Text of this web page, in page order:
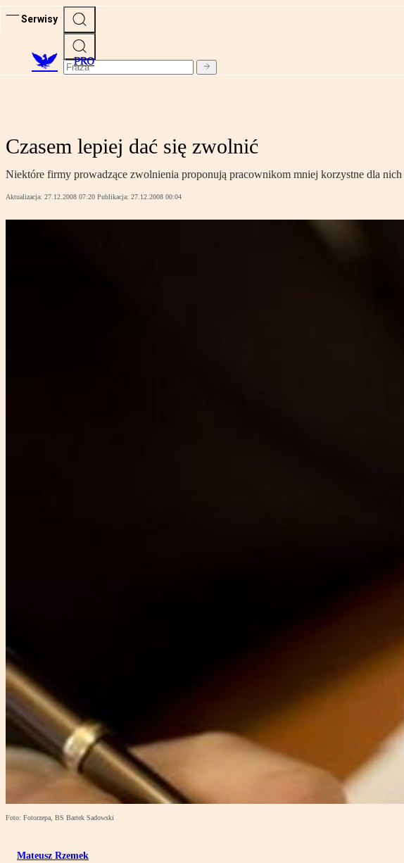
Serwisy
PRO
Czasem lepiej dać się zwolnić
Niektóre firmy prowadzące zwolnienia proponują pracownikom mniej korzystne dla
Aktualizacja: 27.12.2008 07:20 Publikacja: 27.12.2008 00:04
Foto: Fotorzepa, BS Bartek Sadowski
Mateusz Rzemek